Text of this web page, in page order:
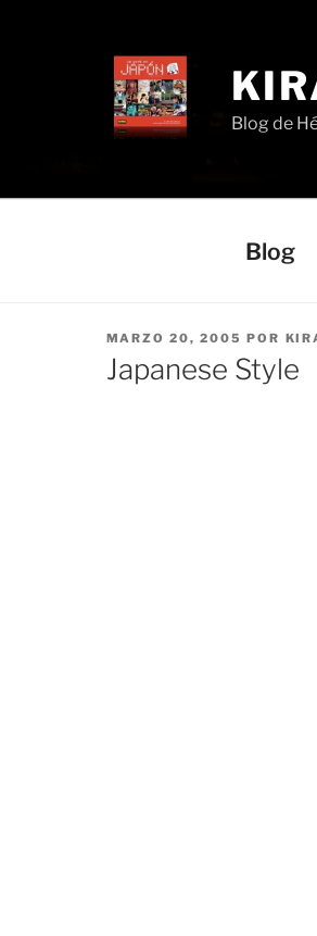
Blog de
Blog
PUBLICADO
EL
MARZO 20, 2005 POR
Japanese Style